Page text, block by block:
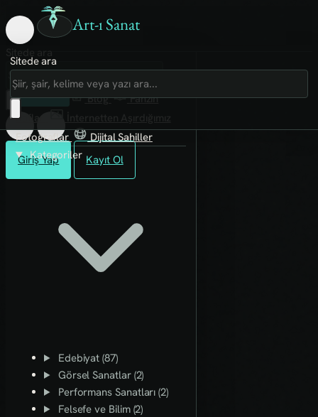
Art-ı Sanat
Giriş Yap Kayıt Ol
Sitede ara
Art-ı Sosyal
İmece
Kütüphane
Blog
Fanzin
Rafları
Fotoğraflar
Dijital Sahiller
Kategoriler
Edebiyat (87)
Görsel Sanatlar (2)
Performans Sanatları (2)
Felsefe ve Bilim (2)